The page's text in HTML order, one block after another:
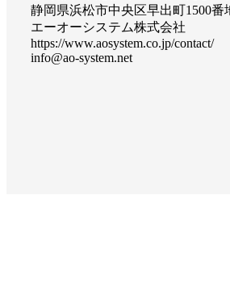
静岡県浜松市中央区早出町1500番
エーオーシステム株式会社
https://www.aosystem.co.jp/contact/
info@ao-system.net